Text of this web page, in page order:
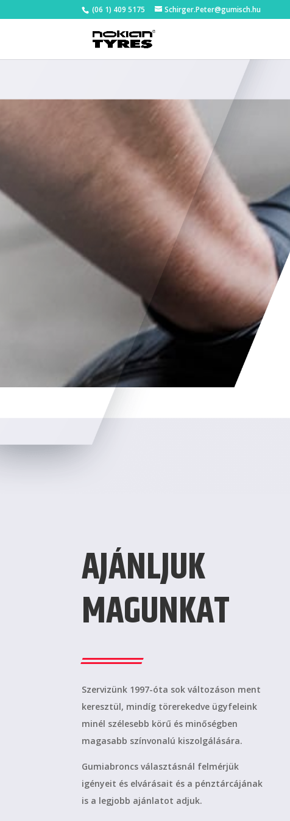
(06 1) 409 5175 Schirger.Peter@gumisch.hu
AJÁNLJUK
MAGUNKAT
Szervizünk 1997-óta sok változáson ment
keresztül, mindíg törerekedve ügyfeleink
minél szélesebb körű és minőségben
magasabb színvonalú kiszolgálására.
Gumiabroncs választásnál felmérjük
igényeit és elvárásait és a pénztárcájának
is a legjobb ajánlatot adjuk.